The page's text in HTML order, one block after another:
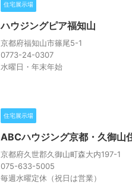
住宅展示場
ハウジングピア福知山
京都府福知山市篠尾5-1
0773-24-0307
水曜日・年末年始
住宅展示場
ABCハウジング京都・久御山
京都府久世郡久御山町森大内197-1
075-633-5005
毎週水曜定休（祝日は営業）